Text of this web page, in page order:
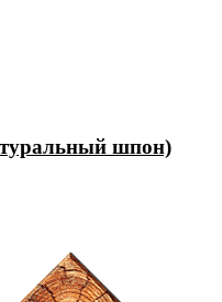
шпон)